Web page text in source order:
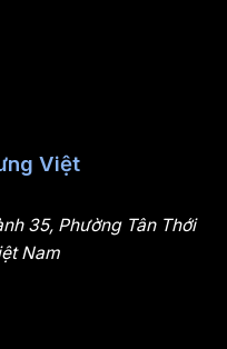
Việt
35, Phường Tân Thới
Nam